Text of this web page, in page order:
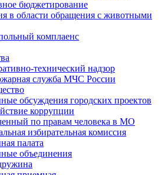
бюджетирование
в области обращения с животными
комплаенс
технический надзор
служба МЧС России
обсуждения городских проектов
коррупции
по правам человека в МО
избирательная комиссия
палата
объединения